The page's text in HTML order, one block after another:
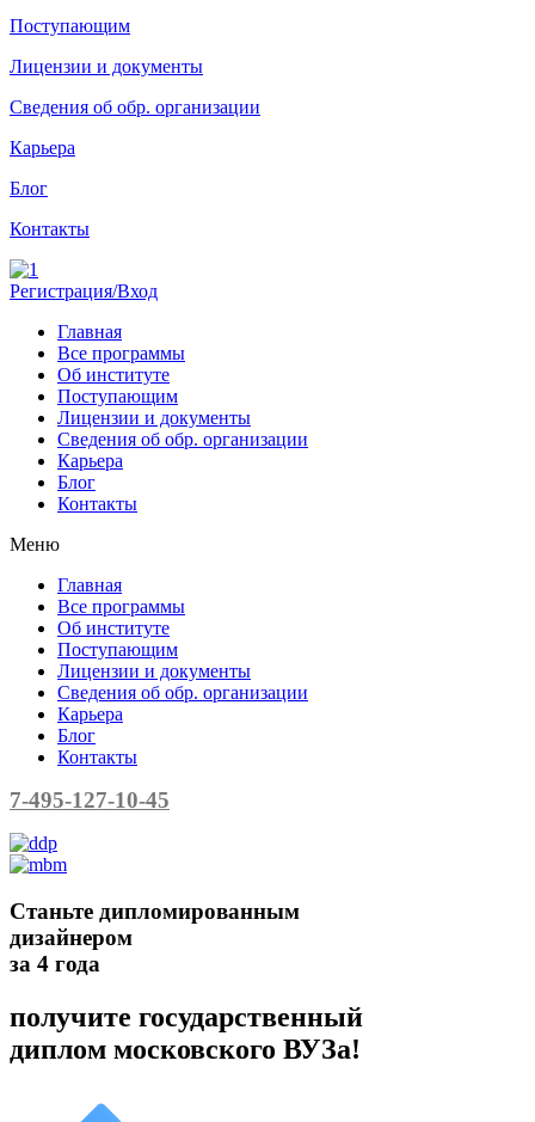
Поступающим
Лицензии и документы
Сведения об обр. организации
Карьера
Блог
Контакты
Регистрация/Вход
Главная
Все программы
Об институте
Поступающим
Лицензии и документы
Сведения об обр. организации
Карьера
Блог
Контакты
Меню
Главная
Все программы
Об институте
Поступающим
Лицензии и документы
Сведения об обр. организации
Карьера
Блог
Контакты
7-495-127-10-45
Станьте дипломированным
дизайнером
за 4 года
получите государственный
диплом московского ВУЗа!